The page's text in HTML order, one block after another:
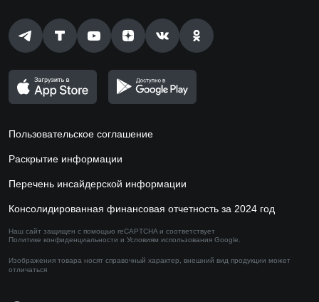
Пользовательское соглашение
Раскрытие информации
Перечень инсайдерской информации
Консолидированная финансовая отчетность за 2024 год
Наш сайт защищен с помощью reCAPTCHA и соответствует
Политике конфиденциальности и Условиям использования Google.
Изображения товара носят справочный характер, внешний вид продукции может
отличаться